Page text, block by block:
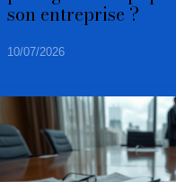
son entreprise ?
10/07/2026